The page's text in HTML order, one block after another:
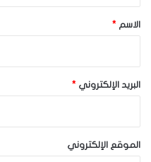
*الاسم *
البريد الإلكتروني *
الموقع الإلكتروني